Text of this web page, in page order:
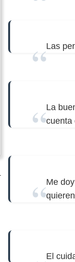
Las
La
cuenta
Me
El